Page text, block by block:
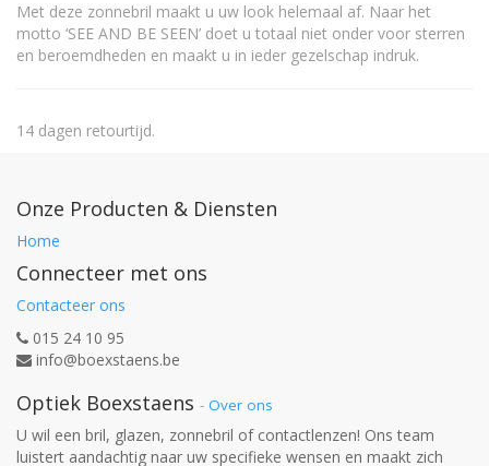
Met deze zonnebril maakt u uw look helemaal af. Naar het
motto ‘SEE AND BE SEEN’ doet u totaal niet onder voor sterren
en beroemdheden en maakt u in ieder gezelschap indruk.
14 dagen retourtijd.
Onze Producten & Diensten
Home
Connecteer met ons
Contacteer ons
015 24 10 95
info@boexstaens.be
Optiek Boexstaens - Over ons
U wil een bril, glazen, zonnebril of contactlenzen! Ons team
luistert aandachtig naar uw specifieke wensen en maakt zich